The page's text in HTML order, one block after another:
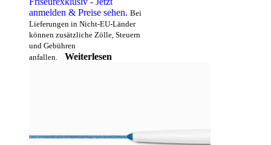
anmelden & Preise sehen. Bei
Lieferungen in Nicht-EU-Länder
können zusätzliche Zölle, Steuern
und Gebühren
anfallen.
Weiterlesen